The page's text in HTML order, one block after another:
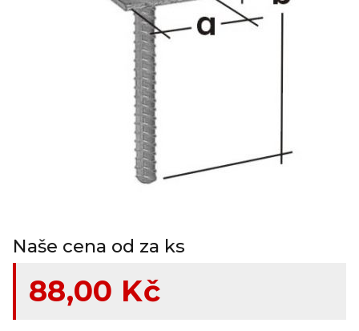
Naše cena od za ks
88,00 Kč